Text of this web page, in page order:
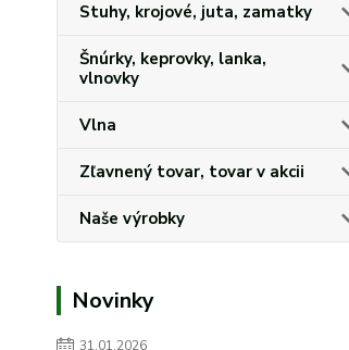
Stuhy, krojové, juta, zamatky
Šnúrky, keprovky, lanka,
vlnovky
Vlna
Zľavnený tovar, tovar v akcii
Naše výrobky
Novinky
31.01.2026